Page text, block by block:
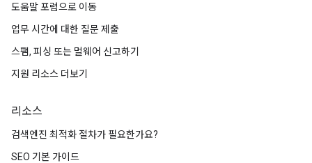
도움말 포럼으로 이동
업무 시간에 대한 질문 제출
스팸, 피싱 또는 멀웨어 신고하기
지원 리소스 더보기
리소스
검색엔진 최적화 절차가 필요한가요?
SEO 기본 가이드